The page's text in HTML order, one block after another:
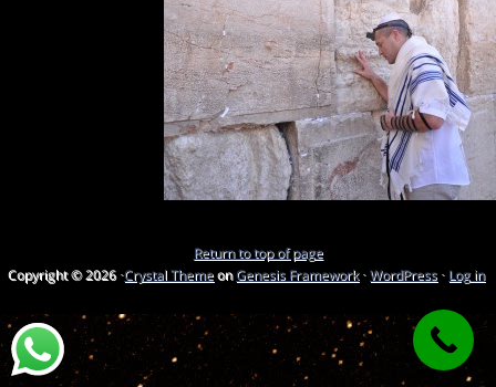
Return to top of page
Copyright © 2026 ·Crystal ThemeonGenesis Framework·WordPress· Log in